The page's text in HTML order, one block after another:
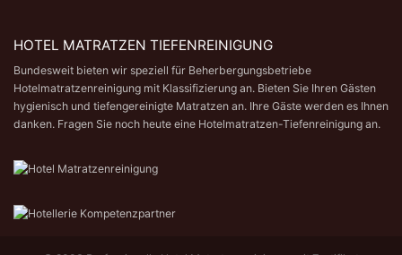
HOTEL MATRATZEN TIEFENREINIGUNG
Bundesweit bieten wir speziell für Beherbergungsbetriebe
Hotelmatratzenreinigung mit Klassifizierung an. Bieten Sie Ihren Gästen
hygienisch und tiefengereinigte Matratzen an. Ihre Gäste werden es Ihnen
danken. Fragen Sie noch heute eine Hotelmatratzen-Tiefenreinigung an.